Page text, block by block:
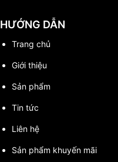
HƯỚNG DẪN
Trang chủ
Giới thiệu
Sản phẩm
Tin tức
Liên hệ
Sản phẩm khuyến mãi